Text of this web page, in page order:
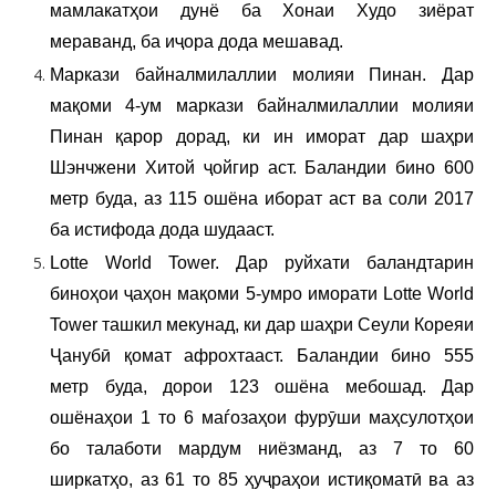
мамлакатҳои дунё ба Хонаи Худо зиёрат
мераванд, ба иҷора дода мешавад.
Маркази байналмилаллии молияи Пинан. Дар
мақоми 4-ум маркази байналмилаллии молияи
Пинан қарор дорад, ки ин иморат дар шаҳри
Шэнчжени Хитой ҷойгир аст. Баландии бино 600
метр буда, аз 115 ошёна иборат аст ва соли 2017
ба истифода дода шудааст.
Lotte World Tower. Дар руйхати баландтарин
биноҳои ҷаҳон мақоми 5-умро иморати Lotte World
Tower ташкил мекунад, ки дар шаҳри Сеули Кореяи
Ҷанубӣ қомат афрохтааст. Баландии бино 555
метр буда, дорои 123 ошёна мебошад. Дар
ошёнаҳои 1 то 6 маѓозаҳои фурӯши маҳсулотҳои
бо талаботи мардум ниёзманд, аз 7 то 60
ширкатҳо, аз 61 то 85 ҳуҷраҳои истиқоматӣ ва аз